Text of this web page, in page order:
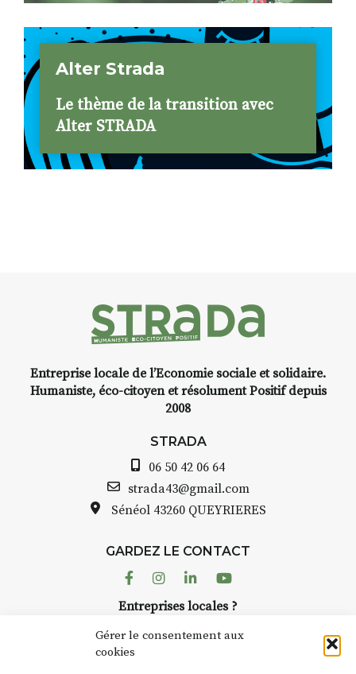
Gérer le consentement aux
cookies
Alter Strada
Le thème de la transition avec
Alter STRADA
Entreprise locale de l’Economie sociale et solidaire.
Humaniste, éco-citoyen et résolument Positif depuis
2008
STRADA
06 50 42 06 64
strada43@gmail.com
Sénéol 43260 QUEYRIERES
GARDEZ LE CONTACT
FacebookInstagram
LinkedinYoutube
Entreprises locales ?